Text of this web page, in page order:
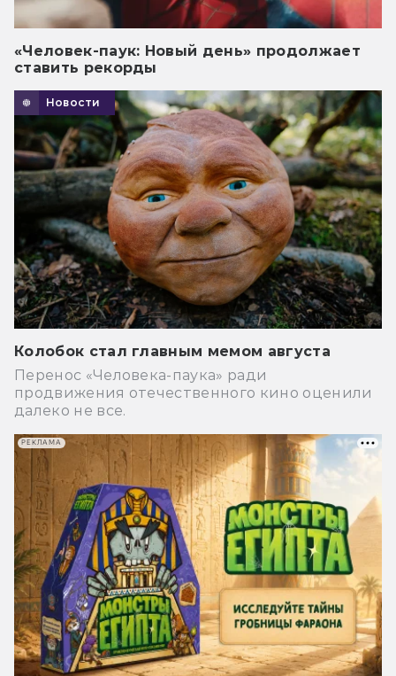
«Человек-паук: Новый день» продолжает
ставить рекорды
Новости
Колобок стал главным мемом августа
Перенос «Человека-паука» ради
продвижения отечественного кино оценили
далеко не все.
РЕКЛАМА